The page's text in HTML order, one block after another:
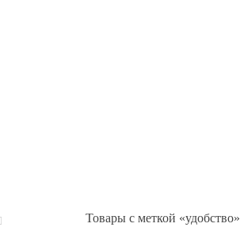
Товары с меткой «удобство»